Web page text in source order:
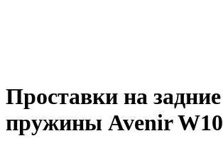
Проставки на задние
пружины Avenir W10